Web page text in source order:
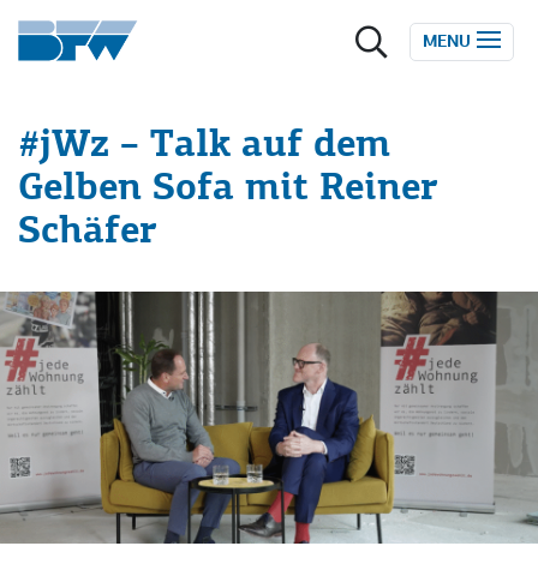
Zum Inhalt springen
MENU
#jWz – Talk auf dem
Gelben Sofa mit Reiner
Schäfer